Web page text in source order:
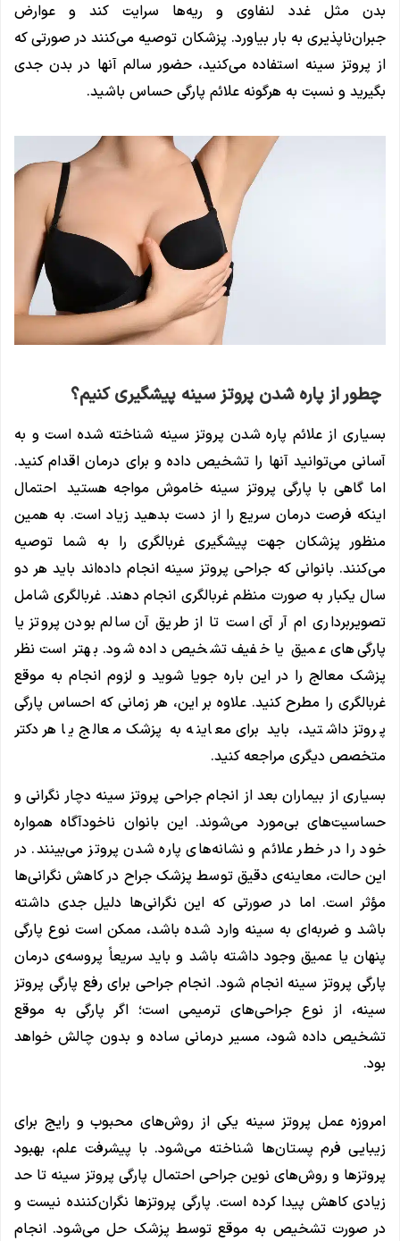
بدن مثل غدد لنفاوی و ریه‌ها سرایت کند و عوارض
جبران‌ناپذیری به بار بیاورد. پزشکان توصیه می‌کنند در صورتی که
از پروتز سینه استفاده می‌کنید، حضور سالم آنها در بدن جدی
بگیرید و نسبت به هرگونه علائم پارگی حساس باشید.
چطور از پاره شدن پروتز سینه پیشگیری کنیم؟
بسیاری از علائم پاره شدن پروتز سینه شناخته شده است و به
آسانی می‌توانید آنها را تشخیص داده و برای درمان اقدام کنید.
اما گاهی با پارگی پروتز سینه خاموش مواجه هستید احتمال
اینکه فرصت درمان سریع را از دست بدهید زیاد است. به همین
منظور پزشکان جهت پیشگیری غربالگری را به شما توصیه
می‌کنند. بانوانی که جراحی پروتز سینه انجام داده‌اند باید هر دو
سال یکبار به صورت منظم غربالگری انجام دهند. غربالگری شامل
تصویربرداری ام آر آی است تا از طریق آن سالم بودن پروتز یا
پارگی‌های عمیق یا خفیف تشخیص داده شود. بهتر است نظر
پزشک معالج را در این باره جویا شوید و لزوم انجام به موقع
غربالگری را مطرح کنید. علاوه بر این، هر زمانی که احساس پارگی
پروتز داشتید، باید برای معاینه به پزشک معالج یا هر دکتر
متخصص دیگری مراجعه کنید.
بسیاری از بیماران بعد از انجام جراحی پروتز سینه دچار نگرانی و
حساسیت‌های بی‌مورد می‌شوند. این بانوان ناخودآگاه همواره
خود را در خطر علائم و نشانه‌های پاره شدن پروتز می‌بینند. در
این حالت، معاینه‌ی دقیق توسط پزشک جراح در کاهش نگرانی‌ها
مؤثر است. اما در صورتی که این نگرانی‌ها دلیل جدی داشته
باشد و ضربه‌ای به سینه وارد شده باشد، ممکن است نوع پارگی
پنهان یا عمیق وجود داشته باشد و باید سریعاً پروسه‌ی درمان
پارگی پروتز سینه انجام شود. انجام جراحی برای رفع پارگی پروتز
سینه، از نوع جراحی‌های ترمیمی است؛ اگر پارگی به موقع
تشخیص داده شود، مسیر درمانی ساده و بدون چالش خواهد
بود.
امروزه عمل پروتز سینه یکی از روش‌های محبوب و رایج برای
زیبایی فرم پستان‌ها شناخته می‌شود. با پیشرفت علم، بهبود
پروتزها و روش‌های نوین جراحی احتمال پارگی پروتز سینه تا حد
زیادی کاهش پیدا کرده است. پارگی پروتزها نگران‌کننده نیست و
در صورت تشخیص به موقع توسط پزشک حل می‌شود. انجام